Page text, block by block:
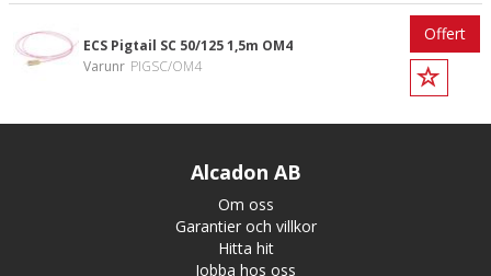
ECS Pigtail SC 50/125 1,5m OM4
Varunr PIGSC/OM4
Offert
Alcadon AB
Om oss
Garantier och villkor
Hitta hit
Jobba hos oss